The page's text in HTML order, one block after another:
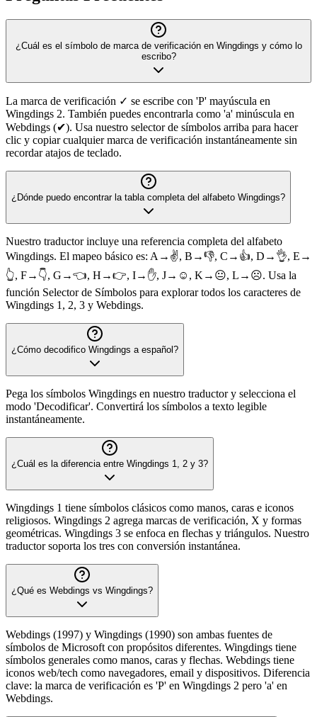
¿Cuál es el símbolo de marca de verificación en Wingdings y cómo lo
escribo?
La marca de verificación ✓ se escribe con 'P' mayúscula en
Wingdings 2. También puedes encontrarla como 'a' minúscula en
Webdings (✔). Usa nuestro selector de símbolos arriba para hacer
clic y copiar cualquier marca de verificación instantáneamente sin
recordar atajos de teclado.
¿Dónde puedo encontrar la tabla completa del alfabeto Wingdings?
Nuestro traductor incluye una referencia completa del alfabeto
Wingdings. El mapeo básico es: A→✌, B→👎, C→👍, D→👌, E→
👆, F→👇, G→👈, H→👉, I→✋, J→☺, K→😐, L→☹. Usa la
función Selector de Símbolos para explorar todos los caracteres de
Wingdings 1, 2, 3 y Webdings.
¿Cómo decodifico Wingdings a español?
Pega los símbolos Wingdings en nuestro traductor y selecciona el
modo 'Decodificar'. Convertirá los símbolos a texto legible
instantáneamente.
¿Cuál es la diferencia entre Wingdings 1, 2 y 3?
Wingdings 1 tiene símbolos clásicos como manos, caras e iconos
religiosos. Wingdings 2 agrega marcas de verificación, X y formas
geométricas. Wingdings 3 se enfoca en flechas y triángulos. Nuestro
traductor soporta los tres con conversión instantánea.
¿Qué es Webdings vs Wingdings?
Webdings (1997) y Wingdings (1990) son ambas fuentes de
símbolos de Microsoft con propósitos diferentes. Wingdings tiene
símbolos generales como manos, caras y flechas. Webdings tiene
iconos web/tech como navegadores, email y dispositivos. Diferencia
clave: la marca de verificación es 'P' en Wingdings 2 pero 'a' en
Webdings.